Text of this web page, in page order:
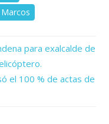
para exalcalde de
el 100 % de actas de